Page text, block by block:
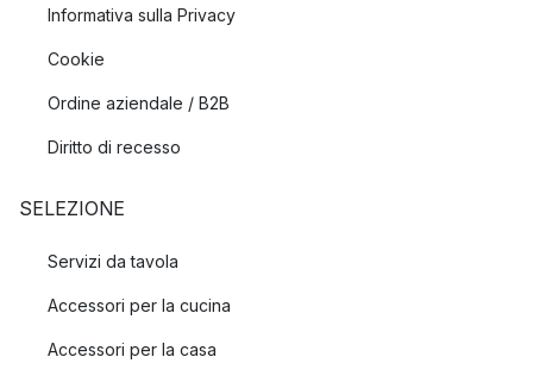
Informativa sulla Privacy
Cookie
Ordine aziendale / B2B
Diritto di recesso
SELEZIONE
Servizi da tavola
Accessori per la cucina
Accessori per la casa